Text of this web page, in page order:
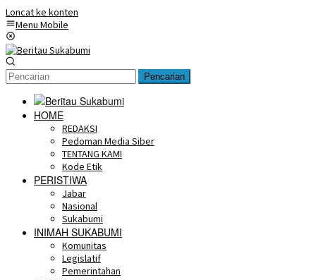
Loncat ke konten
Menu Mobile
Pencarian
HOME
REDAKSI
Pedoman Media Siber
TENTANG KAMI
Kode Etik
PERISTIWA
Jabar
Nasional
Sukabumi
INIMAH SUKABUMI
Komunitas
Legislatif
Pemerintahan